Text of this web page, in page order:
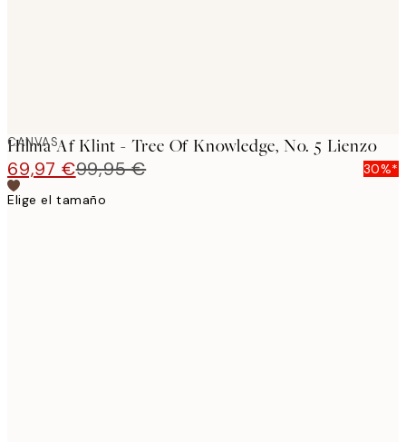
CANVAS
Hilma Af Klint - Tree Of Knowledge, No. 5 Lienzo
69,97 €99,95 €
30%*
Elige el tamaño